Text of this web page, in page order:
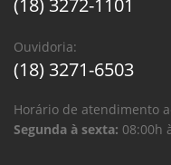
(18) 3272-1101
Ouvidoria:
(18) 3271-6503
Horário de atendimento
Segunda à sexta: 08:00h